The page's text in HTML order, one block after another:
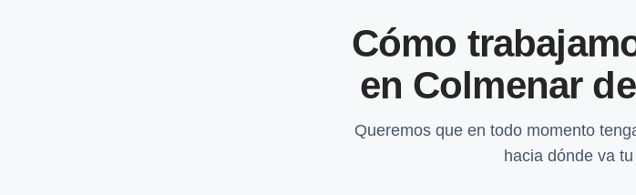
Cómo
en Colmenar
Queremos que en todo momento
hacia dónde va